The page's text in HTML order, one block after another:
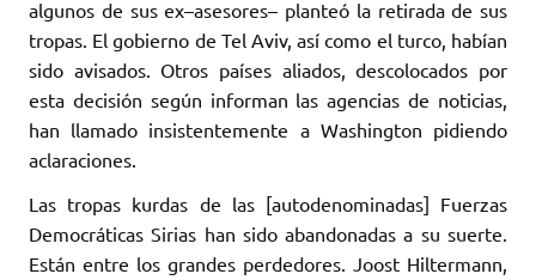
algunos de sus ex–asesores– planteó la retirada de sus
tropas. El gobierno de Tel Aviv, así como el turco, habían
sido avisados. Otros países aliados, descolocados por
esta decisión según informan las agencias de noticias,
han llamado insistentemente a Washington pidiendo
aclaraciones.
Las tropas kurdas de las [autodenominadas] Fuerzas
Democráticas Sirias han sido abandonadas a su suerte.
Están entre los grandes perdedores. Joost Hiltermann,